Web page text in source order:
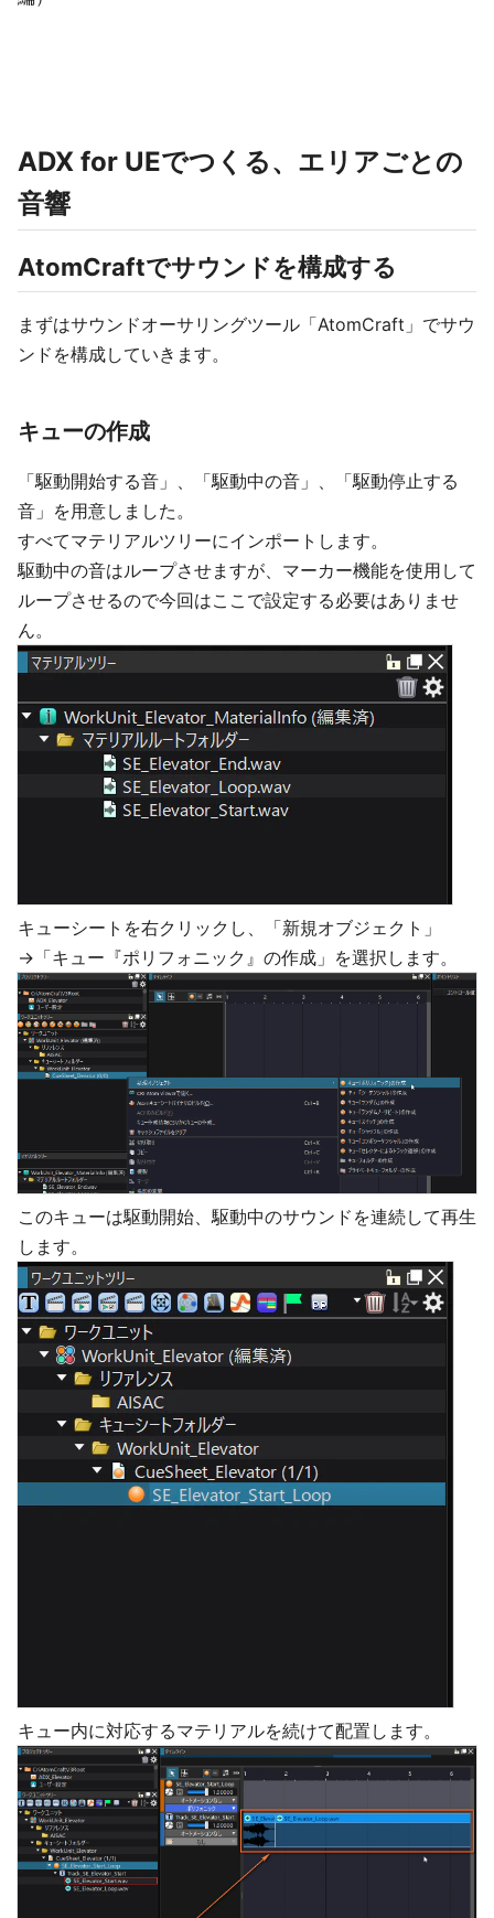
ADX for UEでつくる、エリアごとの
音響
AtomCraftでサウンドを構成する
まずはサウンドオーサリングツール「AtomCraft」でサウ
ンドを構成していきます。
キューの作成
「駆動開始する音」、「駆動中の音」、「駆動停止する
音」を用意しました。
すべてマテリアルツリーにインポートします。
駆動中の音はループさせますが、マーカー機能を使用して
ループさせるので今回はここで設定する必要はありませ
ん。
キューシートを右クリックし、「新規オブジェクト」
→「キュー『ポリフォニック』の作成」を選択します。
このキューは駆動開始、駆動中のサウンドを連続して再生
します。
キュー内に対応するマテリアルを続けて配置します。